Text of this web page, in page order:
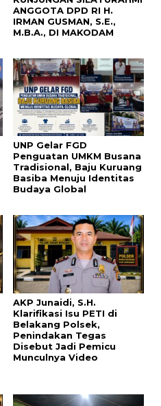
ANGGOTA DPD RI H.
IRMAN GUSMAN, S.E.,
M.B.A., DI MAKODAM
UNP Gelar FGD
Penguatan UMKM Busana
Tradisional, Baju Kuruang
Basiba Menuju Identitas
Budaya Global
AKP Junaidi, S.H.
Klarifikasi Isu PETI di
Belakang Polsek,
Penindakan Tegas
Disebut Jadi Pemicu
Munculnya Video